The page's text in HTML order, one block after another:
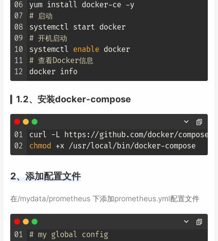
06
07
08
09
10
11
12
# 启动
# 开机启动
systemctl enable
# 查看Docker信息
1.2、安装docker-compose
01
02
curl -L https://github.com/docker/compose/
chmod
2、添加配置文件
在/mydata/prometheus 下添加prometheus.yml配置文件
01
# my global config